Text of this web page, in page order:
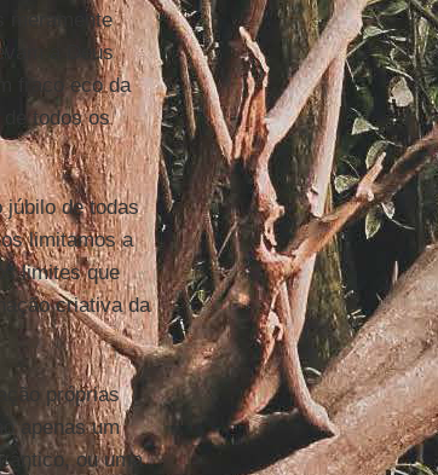
meramente
a Deus
fraco eco da
todos os
júbilo de todas
limitamos a
limites que
criativa da
próprias
apenas um
ou uma